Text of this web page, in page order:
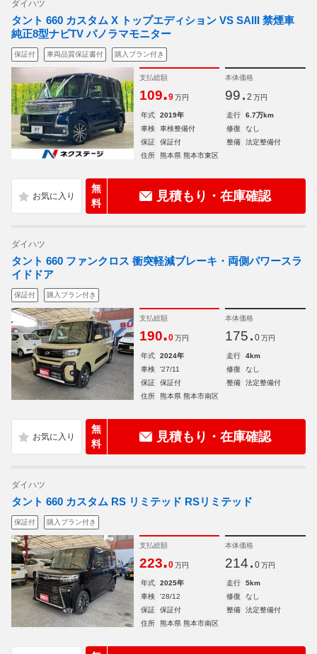
ダイハツ
タント 660 カスタム X トップエディション VS SAIII 禁煙車
純正8型ナビTV パノラマモニター
保証付 車両品質保証書付 購入プラン付き
支払総額
109.9 万円
本体価格
99. 2 万円
年式 2019年 走行
6.7万km
車検
車検整備付 修復
なし
保証
保証付 整備
法定整備付
住所
熊本県 熊本市東区
無
料
見積もり・在庫確認
ダイハツ
タント 660 ファンクロス 衝突軽減ブレーキ・両側パワースラ
イドドア
保証付 購入プラン付き
支払総額
190.0 万円
本体価格
175. 0 万円
年式 2024年 走行
4km
車検
'27/11 修復
なし
保証
保証付 整備
法定整備付
住所
熊本県 熊本市南区
無
料
見積もり・在庫確認
ダイハツ
タント 660 カスタム RS リミテッド RSリミテッド
保証付 購入プラン付き
支払総額
223.0 万円
本体価格
214. 0 万円
年式 2025年 走行
5km
車検
'28/12 修復
なし
保証
保証付 整備
法定整備付
住所
熊本県 熊本市南区